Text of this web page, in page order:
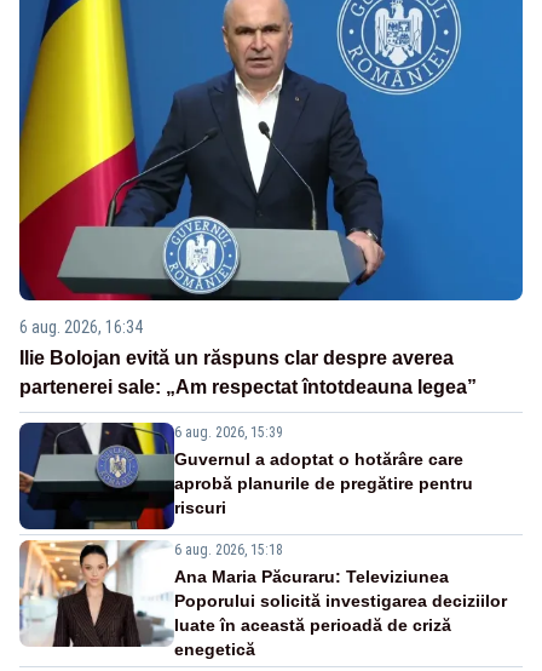
6 aug. 2026, 16:34
Ilie Bolojan evită un răspuns clar despre averea
partenerei sale: „Am respectat întotdeauna legea”
6 aug. 2026, 15:39
Guvernul a adoptat o hotărâre care
aprobă planurile de pregătire pentru
riscuri
6 aug. 2026, 15:18
Ana Maria Păcuraru: Televiziunea
Poporului solicită investigarea deciziilor
luate în această perioadă de criză
enegetică